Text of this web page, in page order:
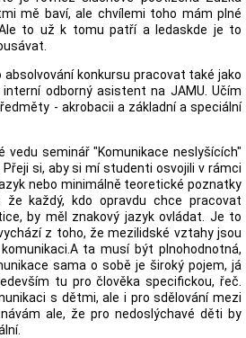
mě baví, ale chvílemi toho mám plné
to už k tomu patří a ledaskde je to
konkursu pracovat také jako
odborný asistent na JAMU. Učím
- akrobacii a základní a speciální
vedu seminář "Komunikace neslyšících"
si, aby si mí studenti osvojili v rámci
nebo minimálně teoretické poznatky
každý, kdo opravdu chce pracovat
by měl znakový jazyk ovládat. Je to
z toho, že mezilidské vztahy jsou
ta musí být plnohodnotná,
sama o sobě je široký pojem, já
tu pro člověka specifickou, řeč.
s dětmi, ale i pro sdělování mezi
ale, že pro nedoslýchavé děti by